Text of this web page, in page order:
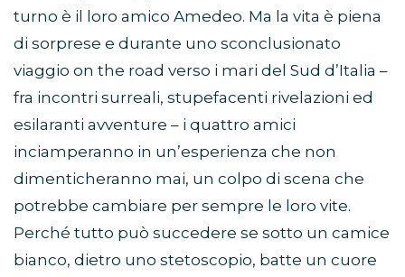
turno è il loro amico Amedeo. Ma la vita è piena
di sorprese e durante uno sconclusionato
viaggio on the road verso i mari del Sud d’Italia –
fra incontri surreali, stupefacenti rivelazioni ed
esilaranti avventure – i quattro amici
inciamperanno in un’esperienza che non
dimenticheranno mai, un colpo di scena che
potrebbe cambiare per sempre le loro vite.
Perché tutto può succedere se sotto un camice
bianco, dietro uno stetoscopio, batte un cuore